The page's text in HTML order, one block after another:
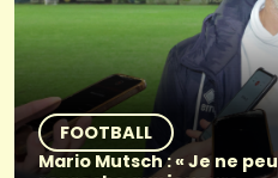
FOOTBALL
Mario Mutsch : « Je ne